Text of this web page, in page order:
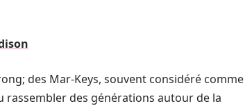
des Mar-Keys, souvent considéré comme
rassembler des générations autour de la